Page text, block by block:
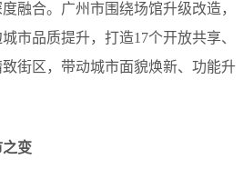
融合。广州市围绕场馆升级改造，
市品质提升，打造17个开放共享、
街区，带动城市面貌焕新、功能升
变